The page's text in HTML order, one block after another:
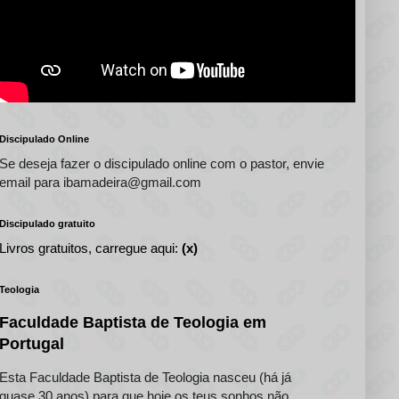
Discipulado Online
Se deseja fazer o discipulado online com o pastor, envie
email para ibamadeira@gmail.com
Discipulado gratuito
Livros gratuitos, carregue aqui: (x)
Teologia
Faculdade Baptista de Teologia em
Portugal
Esta Faculdade Baptista de Teologia nasceu (há já